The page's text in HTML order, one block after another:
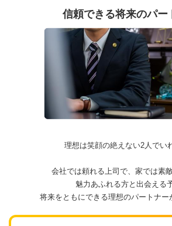
信頼できる将来のパー
理想は笑顔の絶えない2人でい
会社では頼れる上司で、家では素敵
魅力あふれる方と出会える
将来をともにできる理想のパートナー